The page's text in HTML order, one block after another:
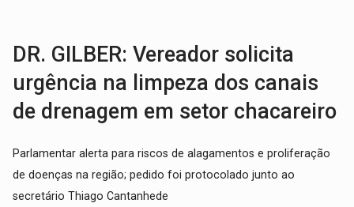
DR. GILBER: Vereador solicita
urgência na limpeza dos canais
de drenagem em setor chacareiro
Parlamentar alerta para riscos de alagamentos e proliferação
de doenças na região; pedido foi protocolado junto ao
secretário Thiago Cantanhede